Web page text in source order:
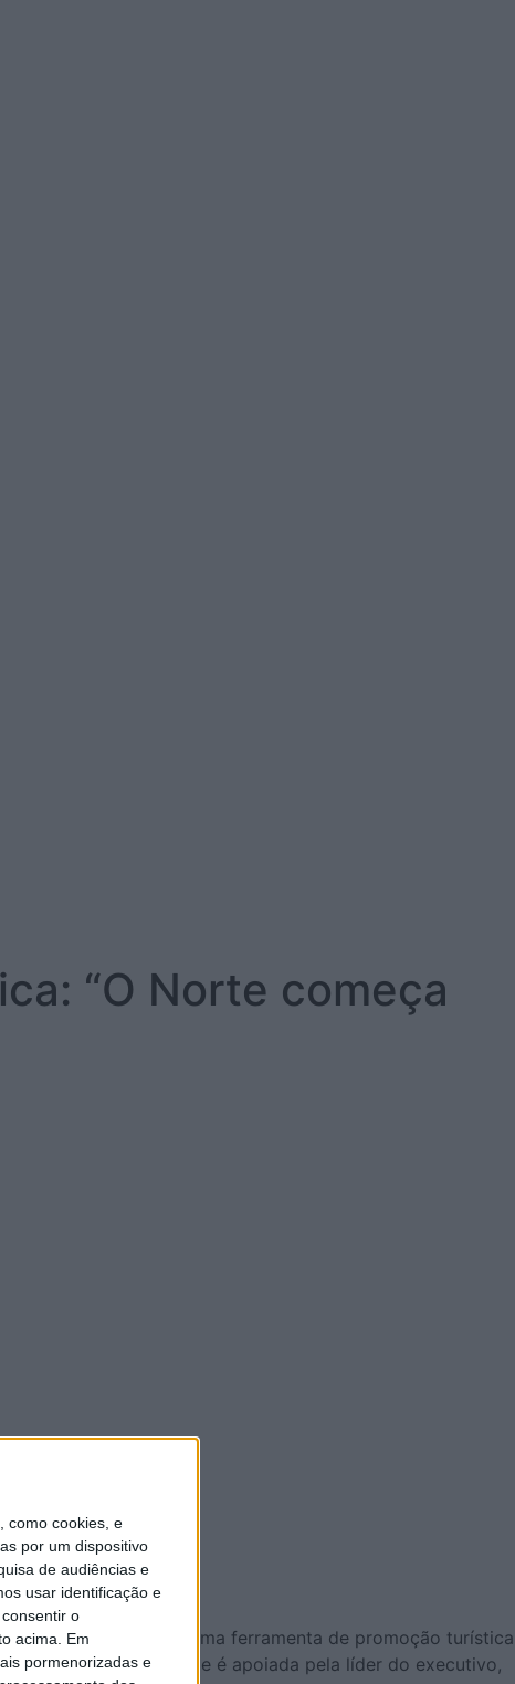
como cookies, e
por um dispositivo
de audiências e
usar identificação e
o
acima. Em
pormenorizadas e
“O Norte começa
ser, no futuro, uma ferramenta de promoção turística
Travanca e Palmaz, e é apoiada pela líder do executivo,